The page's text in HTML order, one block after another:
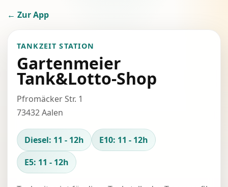
← Zur App
TANKZEIT STATION
Gartenmeier
Tank&Lotto-Shop
Pfromäcker Str. 1
73432 Aalen
Diesel: 11 - 12h
E10: 11 - 12h
E5: 11 - 12h